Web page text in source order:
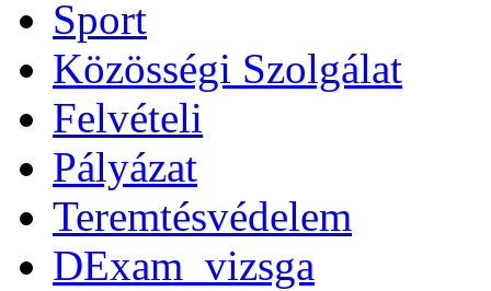
Sport
Közösségi Szolgálat
Felvételi
Pályázat
Teremtésvédelem
DExam_vizsga